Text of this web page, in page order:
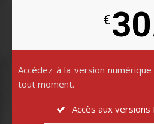
€30
Accédez à la version
tout moment.
Accès aux versions